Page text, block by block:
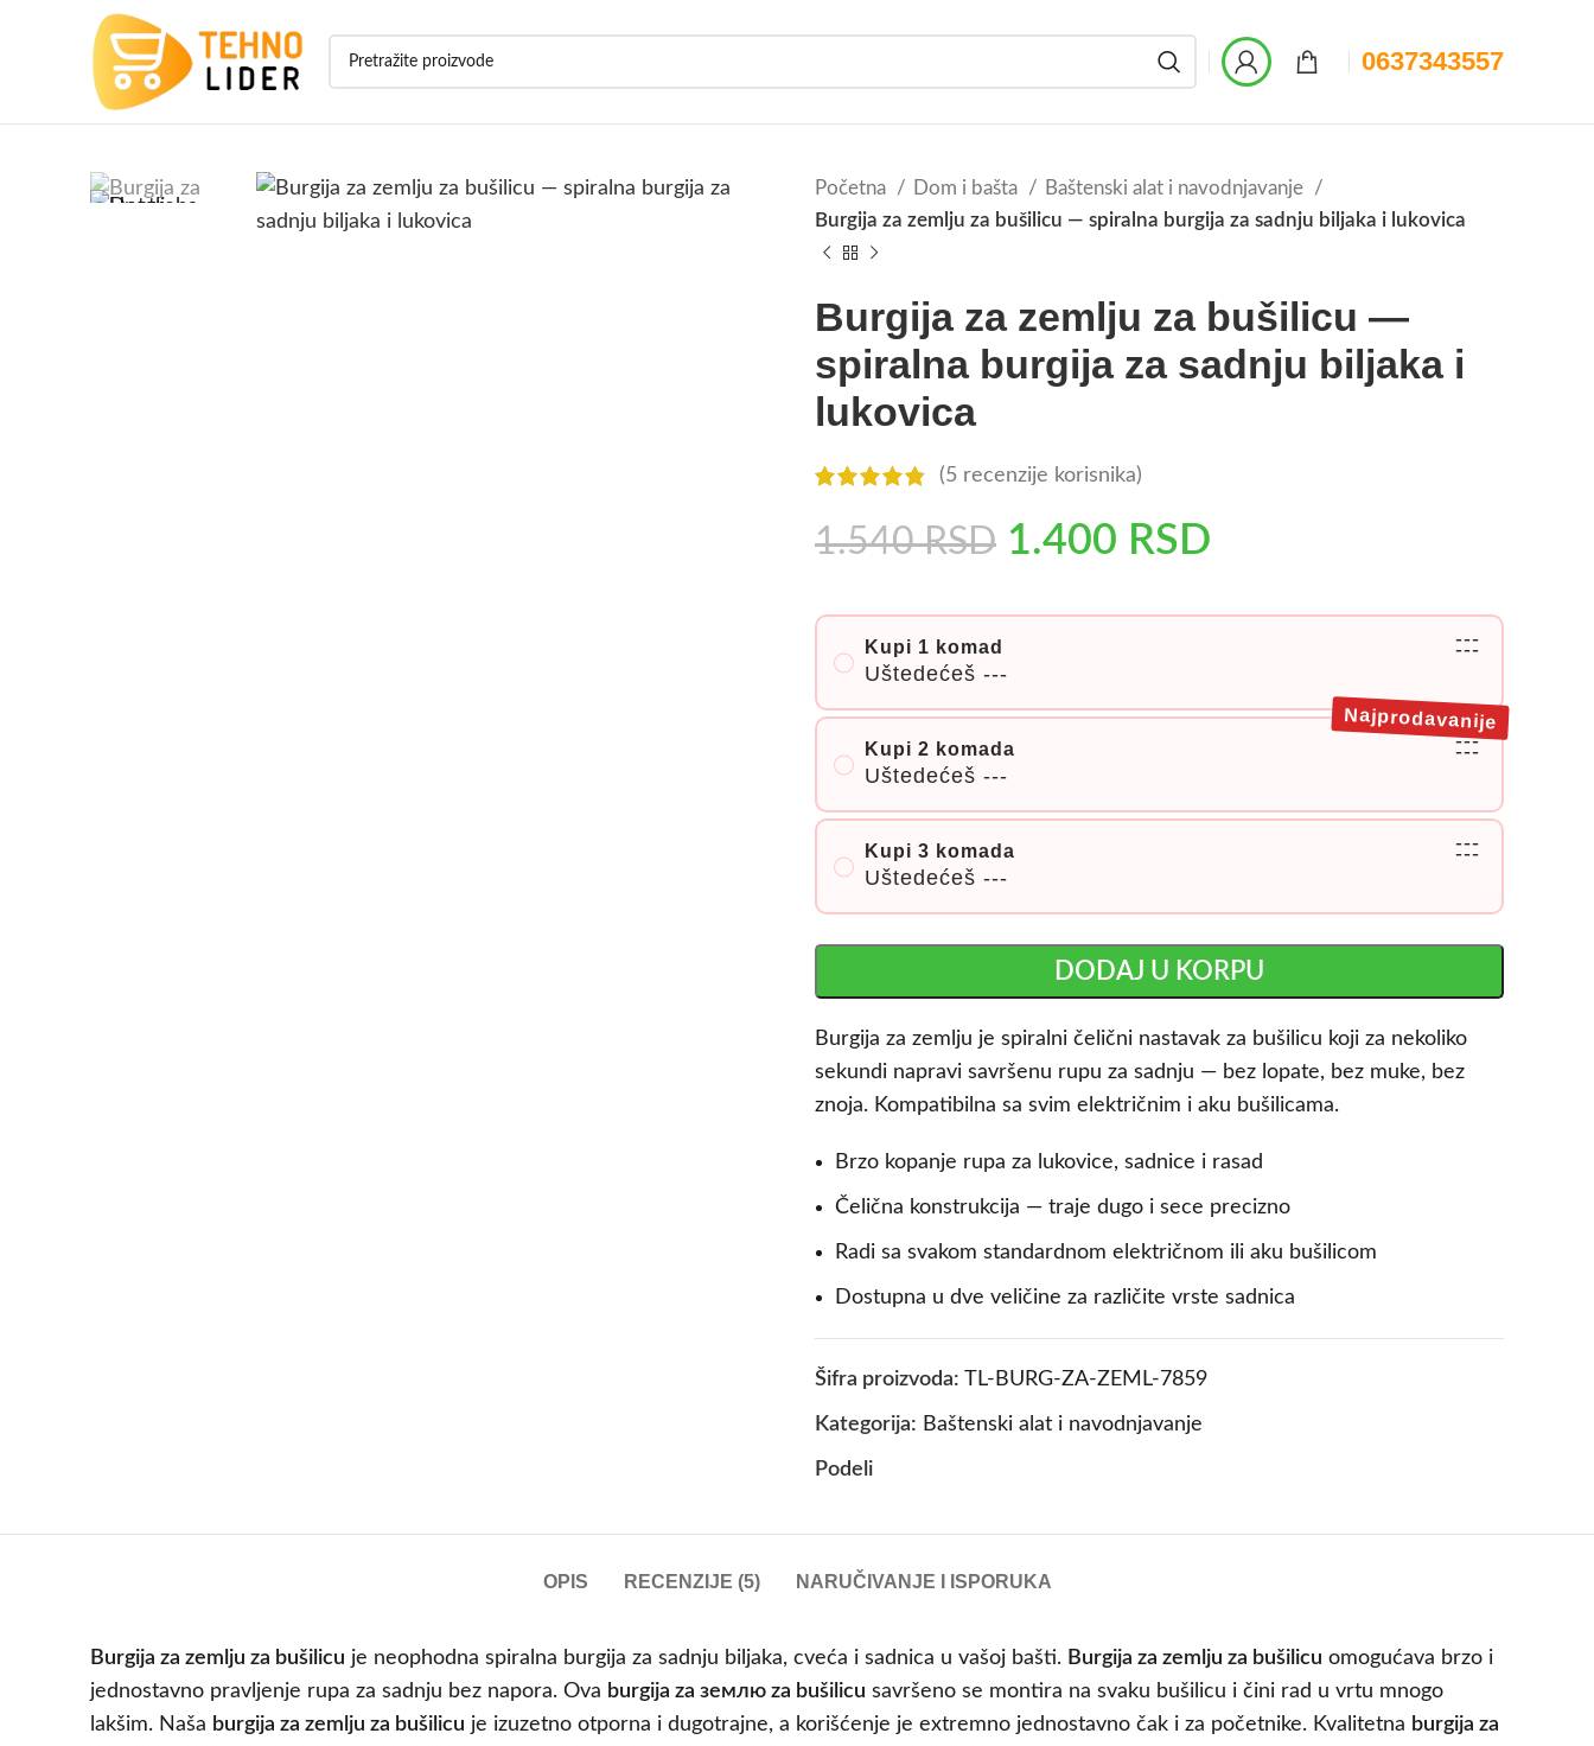
0637343557
Početna Dom i bašta
Baštenski alat i navodnjavanje
Burgija za zemlju za bušilicu — spiralna burgija za sadnju biljaka i lukovica
Burgija za zemlju za bušilicu —
spiralna burgija za sadnju biljaka i
lukovica
(5 recenzije korisnika)
1.540RSD 1.400 RSD
Kupi 1 komad
Uštedećeš ---
---
---
Kupi 2 komada
Uštedećeš ---
---
---
Najprodavanije
Kupi 3 komada
Uštedećeš ---
---
---
DODAJ U KORPU
Burgija za zemlju je spiralni čelični nastavak za bušilicu koji za nekoliko
sekundi napravi savršenu rupu za sadnju — bez lopate, bez muke, bez
znoja. Kompatibilna sa svim električnim i aku bušilicama.
Brzo kopanje rupa za lukovice, sadnice i rasad
Čelična konstrukcija — traje dugo i sece precizno
Radi sa svakom standardnom električnom ili aku bušilicom
Dostupna u dve veličine za različite vrste sadnica
Šifra proizvoda: TL-BURG-ZA-ZEML-7859
Kategorija: Baštenski alat i navodnjavanje
Podeli
OPIS RECENZIJE (5) NARUČIVANJE I ISPORUKA
Burgija za zemlju za bušilicu je neophodna spiralna burgija za sadnju biljaka, cveća i sadnica u vašoj bašti. Burgija za zemlju za bušilicu omogućava brzo i
jednostavno pravljenje rupa za sadnju bez napora. Ova burgija za землю za bušilicu savršeno se montira na svaku bušilicu i čini rad u vrtu mnogo
lakšim. Naša burgija za zemlju za bušilicu je izuzetno otporna i dugotrajne, a korišćenje je extremno jednostavno čak i za početnike. Kvalitetna burgija za